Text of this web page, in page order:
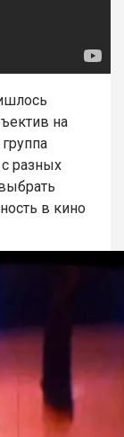
на
разных
в кино